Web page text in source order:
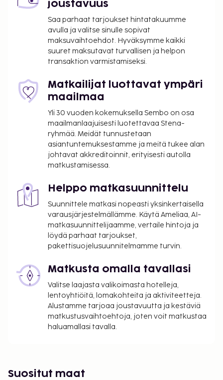
Keflavíkin kansainvälinen lentoasema (KEF).
Käytössäsi on business center, ilmaiset
sanomalehdet aulassa ja
kuivapesula-/pesulapalvelut. Tämä hotelli tarjoaa
asiakkailleen 100 neliömetriä kokoustiloja, joihin
Palveluihin kuuluu maksullinen omatoiminen
pysäköinti. Seuraavat palvelut ovat saatavilla:
concierge-palvelut. Tämän hotellin palveluihin
kuuluu televisio yleisissä tiloissa ja juhlasali. Hotellin
ravintola, Restaurant Haust, on hyvä paikka lounaan
nauttimiseen. Palveluihin kuuluu myös kahvila ja
huonepalvelu (rajoitettuina aikoina). Baarissa voit
mannermainen aamiainen tarjotaan päivittäin klo
6.30–10.00.
Majoituspaikka veloittaa seuraavat paikan päällä
suoritettavat maksut. Maksuihin saattaa sisältyä
sovellettavat verot:
majoitustila per yö
Tässä on mainittu kaikki majoituspaikan meille
ilmoittamat maksut.
Maksu mannermaisesta aamiaisesta: noin 4700
ISK aikuisille ja 2350 ISK lapsille
Yllä oleva luettelo ei ehkä kata kaikkea. Maksut ja
joustavuus
Saa parhaat tarjoukset hintatakuumme
avulla ja valitse sinulle sopivat
maksuvaihtoehdot. Hyväksymme kaikki
suuret maksutavat turvallisen ja helpon
transaktion varmistamiseksi.
Matkailijat luottavat ympäri
maailmaa
Yli 30 vuoden kokemuksella Sembo on osa
maailmanlaajuisesti luotettavaa Stena-
ryhmää. Meidät tunnustetaan
asiantuntemuksestamme ja meitä tukee alan
johtavat akkreditoinnit, erityisesti autolla
matkustamisessa.
Helppo matkasuunnittelu
Suunnittele matkasi nopeasti yksinkertaisella
varausjärjestelmällämme. Käytä Ameliaa, AI-
matkasuunnittelijaamme, vertaile hintoja ja
löydä parhaat tarjoukset,
pakettisuojelusuunnitelmamme turvin.
Matkusta omalla tavallasi
Valitse laajasta valikoimasta hotelleja,
lentoyhtiöitä, lomakohteita ja aktiviteetteja.
Alustamme tarjoaa joustavuutta ja kestäviä
matkustusvaihtoehtoja, joten voit matkustaa
haluamallasi tavalla.
Suositut maat